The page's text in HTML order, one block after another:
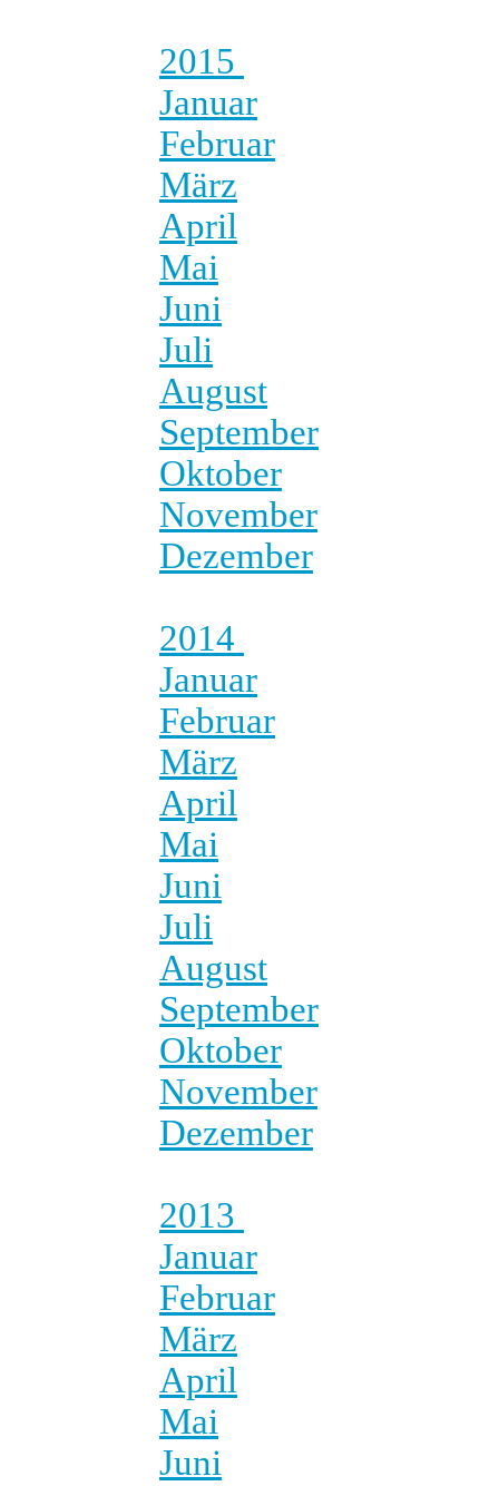
2015
Januar
Februar
März
April
Mai
Juni
Juli
August
September
Oktober
November
Dezember
2014
Januar
Februar
März
April
Mai
Juni
Juli
August
September
Oktober
November
Dezember
2013
Januar
Februar
März
April
Mai
Juni